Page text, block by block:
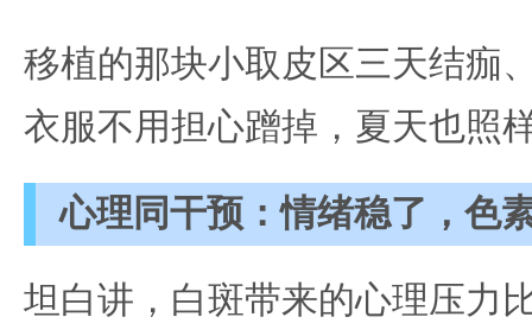
移植的那块小取皮区三天结痂
衣服不用担心蹭掉，夏天也照
心理同干预：情绪稳了，色
坦白讲，白斑带来的心理压力